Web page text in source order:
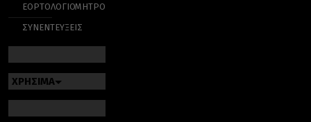
ΕΟΡΤΟΛΟΓΙΟ
ΣΥΝΕΝΤΕΥΞΕΙΣ
ΜΗΤΡΟΠΟΛΕΙΣ
ΧΡΗΣΙΜΑ